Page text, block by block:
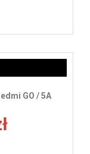
GO / 5A